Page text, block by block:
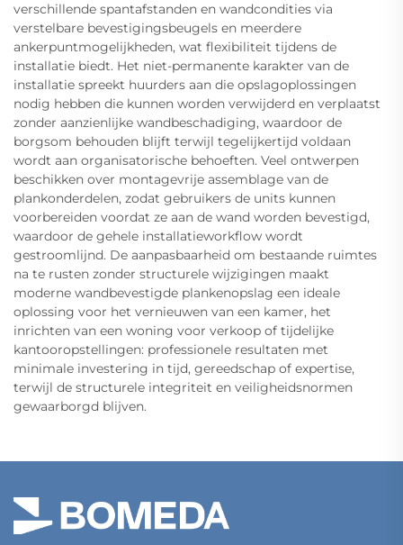
verschillende spantafstanden en wandcondities via
verstelbare bevestigingsbeugels en meerdere
ankerpuntmogelijkheden, wat flexibiliteit tijdens de
installatie biedt. Het niet-permanente karakter van de
installatie spreekt huurders aan die opslagoplossingen
nodig hebben die kunnen worden verwijderd en verplaatst
zonder aanzienlijke wandbeschadiging, waardoor de
borgsom behouden blijft terwijl tegelijkertijd voldaan
wordt aan organisatorische behoeften. Veel ontwerpen
beschikken over montagevrije assemblage van de
plankonderdelen, zodat gebruikers de units kunnen
voorbereiden voordat ze aan de wand worden bevestigd,
waardoor de gehele installatieworkflow wordt
gestroomlijnd. De aanpasbaarheid om bestaande ruimtes
na te rusten zonder structurele wijzigingen maakt
moderne wandbevestigde plankenopslag een ideale
oplossing voor het vernieuwen van een kamer, het
inrichten van een woning voor verkoop of tijdelijke
kantooropstellingen: professionele resultaten met
minimale investering in tijd, gereedschap of expertise,
terwijl de structurele integriteit en veiligheidsnormen
gewaarborgd blijven.